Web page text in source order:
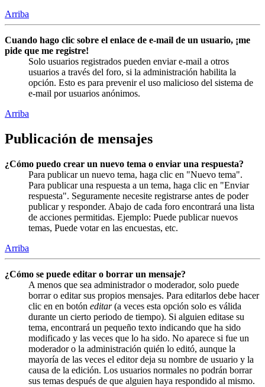
Arriba
Cuando hago clic sobre el enlace de e-mail de un usuario, ¡me
pide que me registre!
Solo usuarios registrados pueden enviar e-mail a otros
usuarios a través del foro, si la administración habilita la
opción. Esto es para prevenir el uso malicioso del sistema de
e-mail por usuarios anónimos.
Arriba
Publicación de mensajes
¿Cómo puedo crear un nuevo tema o enviar una respuesta?
Para publicar un nuevo tema, haga clic en "Nuevo tema".
Para publicar una respuesta a un tema, haga clic en "Enviar
respuesta". Seguramente necesite registrarse antes de poder
publicar y responder. Abajo de cada foro encontrará una lista
de acciones permitidas. Ejemplo: Puede publicar nuevos
temas, Puede votar en las encuestas, etc.
Arriba
¿Cómo se puede editar o borrar un mensaje?
A menos que sea administrador o moderador, solo puede
borrar o editar sus propios mensajes. Para editarlos debe hacer
clic en en botón editar(a veces esta opción solo es válida
durante un cierto periodo de tiempo). Si alguien editase su
tema, encontrará un pequeño texto indicando que ha sido
modificado y las veces que lo ha sido. No aparece si fue un
moderador o la administración quién lo editó, aunque la
mayoría de las veces el editor deja su nombre de usuario y la
causa de la edición. Los usuarios normales no podrán borrar
sus temas después de que alguien haya respondido al mismo.